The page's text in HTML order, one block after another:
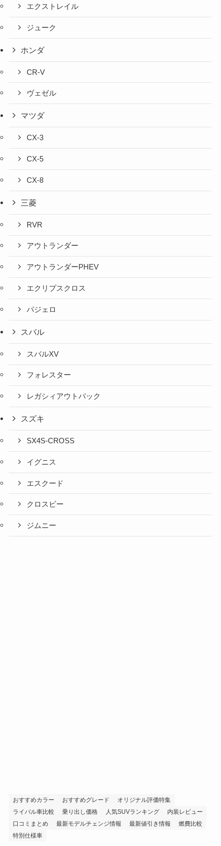
エクストレイル
ジューク
ホンダ
CR-V
ヴェゼル
マツダ
CX-3
CX-5
CX-8
三菱
RVR
アウトランダー
アウトランダーPHEV
エクリプスクロス
パジェロ
スバル
スバルXV
フォレスター
レガシィアウトバック
スズキ
SX4S-CROSS
イグニス
エスクード
クロスビー
ジムニー
おすすめカラー おすすめグレード
オリジナル評価特集
ライバル車比較
乗り出し価格 人気SUVランキング
内装レビュー
口コミまとめ
最新モデルチェンジ情報 最新値引き情報
燃費比較
特別仕様車